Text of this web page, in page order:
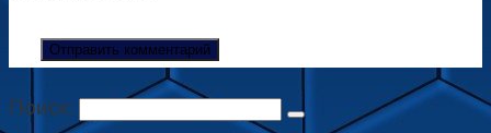
Поиск: